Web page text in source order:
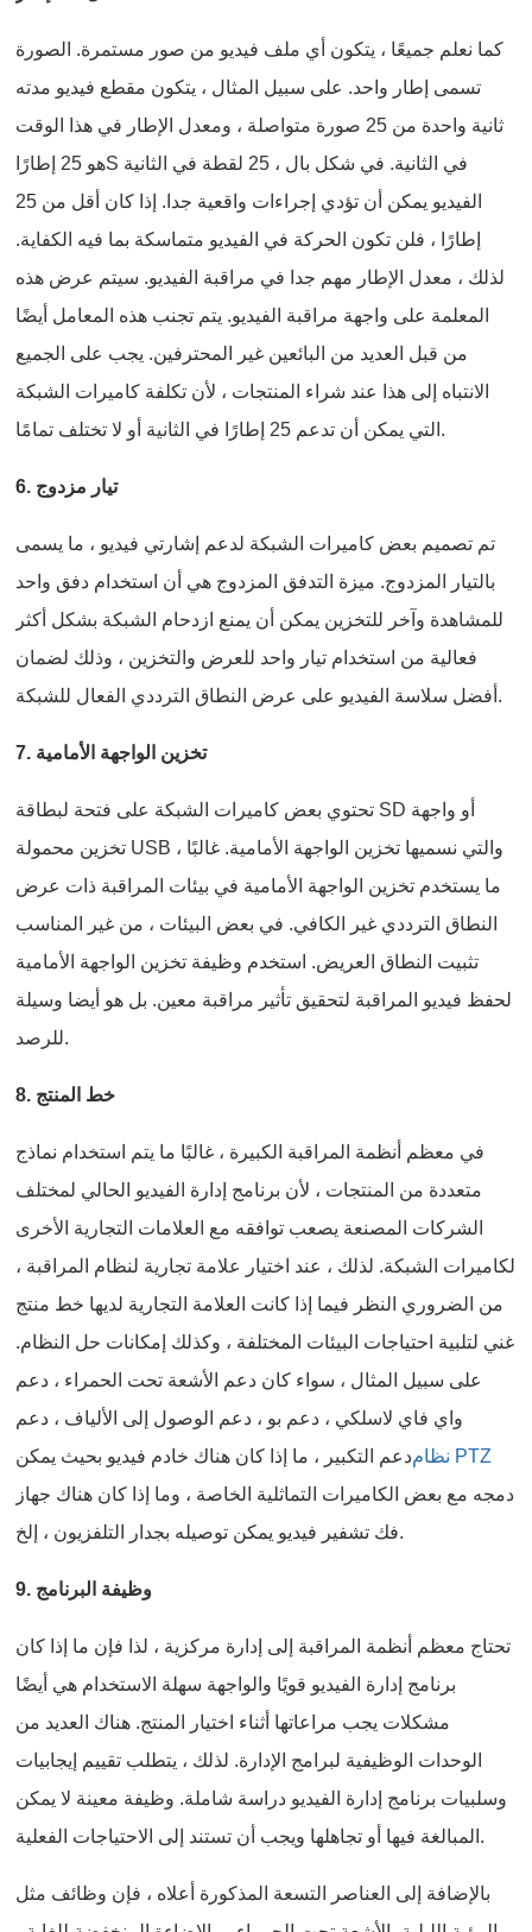
كما نعلم جميعًا ، يتكون أي ملف فيديو من صور مستمرة. الصورة
تسمى إطار واحد. على سبيل المثال ، يتكون مقطع فيديو مدته
ثانية واحدة من 25 صورة متواصلة ، ومعدل الإطار في هذا الوقت
هو 25 إطارًاS في الثانية. في شكل بال ، 25 لقطة في الثانية
الفيديو يمكن أن تؤدي إجراءات واقعية جدا. إذا كان أقل من 25
إطارًا ، فلن تكون الحركة في الفيديو متماسكة بما فيه الكفاية.
لذلك ، معدل الإطار مهم جدا في مراقبة الفيديو. سيتم عرض هذه
المعلمة على واجهة مراقبة الفيديو. يتم تجنب هذه المعامل أيضًا
من قبل العديد من البائعين غير المحترفين. يجب على الجميع
الانتباه إلى هذا عند شراء المنتجات ، لأن تكلفة كاميرات الشبكة
التي يمكن أن تدعم 25 إطارًا في الثانية أو لا تختلف تمامًا.
6. تيار مزدوج
تم تصميم بعض كاميرات الشبكة لدعم إشارتي فيديو ، ما يسمى
بالتيار المزدوج. ميزة التدفق المزدوج هي أن استخدام دفق واحد
للمشاهدة وآخر للتخزين يمكن أن يمنع ازدحام الشبكة بشكل أكثر
فعالية من استخدام تيار واحد للعرض والتخزين ، وذلك لضمان
أفضل سلاسة الفيديو على عرض النطاق الترددي الفعال للشبكة.
7. تخزين الواجهة الأمامية
تحتوي بعض كاميرات الشبكة على فتحة لبطاقة SD أو واجهة
تخزين محمولة USB ، والتي نسميها تخزين الواجهة الأمامية. غالبًا
ما يستخدم تخزين الواجهة الأمامية في بيئات المراقبة ذات عرض
النطاق الترددي غير الكافي. في بعض البيئات ، من غير المناسب
تثبيت النطاق العريض. استخدم وظيفة تخزين الواجهة الأمامية
لحفظ فيديو المراقبة لتحقيق تأثير مراقبة معين. بل هو أيضا وسيلة
للرصد.
8. خط المنتج
في معظم أنظمة المراقبة الكبيرة ، غالبًا ما يتم استخدام نماذج
متعددة من المنتجات ، لأن برنامج إدارة الفيديو الحالي لمختلف
الشركات المصنعة يصعب توافقه مع العلامات التجارية الأخرى
لكاميرات الشبكة. لذلك ، عند اختيار علامة تجارية لنظام المراقبة ،
من الضروري النظر فيما إذا كانت العلامة التجارية لديها خط منتج
غني لتلبية احتياجات البيئات المختلفة ، وكذلك إمكانات حل النظام.
على سبيل المثال ، سواء كان دعم الأشعة تحت الحمراء ، دعم
واي فاي لاسلكي ، دعم بو ، دعم الوصول إلى الألياف ، دعم
نظام PTZ
دعم التكبير ، ما إذا كان هناك خادم فيديو بحيث يمكن
دمجه مع بعض الكاميرات التماثلية الخاصة ، وما إذا كان هناك جهاز
فك تشفير فيديو يمكن توصيله بجدار التلفزيون ، إلخ.
9. وظيفة البرنامج
تحتاج معظم أنظمة المراقبة إلى إدارة مركزية ، لذا فإن ما إذا كان
برنامج إدارة الفيديو قويًا والواجهة سهلة الاستخدام هي أيضًا
مشكلات يجب مراعاتها أثناء اختيار المنتج. هناك العديد من
الوحدات الوظيفية لبرامج الإدارة. لذلك ، يتطلب تقييم إيجابيات
وسلبيات برنامج إدارة الفيديو دراسة شاملة. وظيفة معينة لا يمكن
المبالغة فيها أو تجاهلها ويجب أن تستند إلى الاحتياجات الفعلية.
بالإضافة إلى العناصر التسعة المذكورة أعلاه ، فإن وظائف مثل